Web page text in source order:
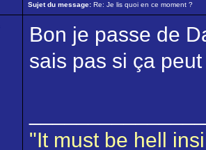
Sujet du message: Re: Je lis quoi en ce moment ?
Bon je passe de
sais pas si ça
"It must be hell